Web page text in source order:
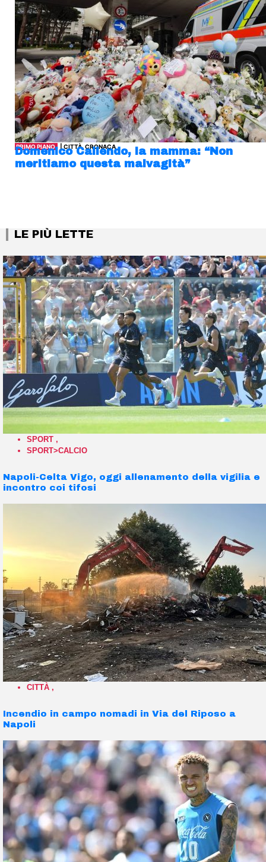
PRIMO PIANO| CITTÀ, CRONACA
Domenico Caliendo, la mamma: “Non
meritiamo questa malvagità”
LE PIÙ LETTE
SPORT ,
SPORT>CALCIO
Napoli-Celta Vigo, oggi allenamento della vigilia e
incontro coi tifosi
CITTÀ ,
Incendio in campo nomadi in Via del Riposo a
Napoli